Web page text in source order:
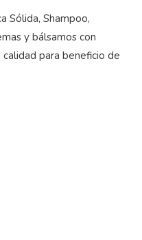
Sólida, Shampoo,
y bálsamos con
para beneficio de